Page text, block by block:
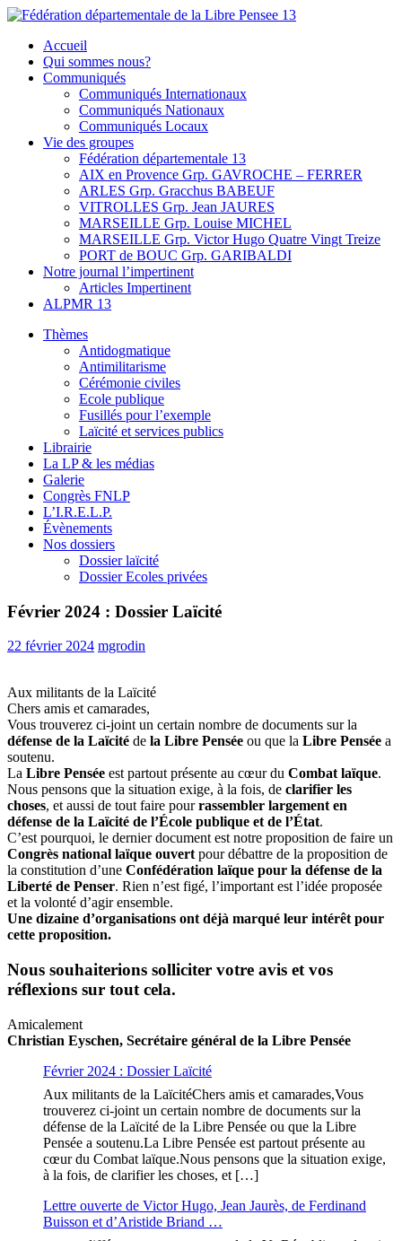
Skip
content
Fédération départementale de la Libre Pensee 13
Membre de la fédération Nationale de la Libre Pensée ni dieu ni
maitre
Accueil
Qui sommes nous?
Communiqués
Communiqués Internationaux
Communiqués Nationaux
Communiqués Locaux
Vie des groupes
Fédération départementale 13
AIX en Provence Grp. GAVROCHE – FERRER
ARLES Grp. Gracchus BABEUF
VITROLLES Grp. Jean JAURES
MARSEILLE Grp. Louise MICHEL
MARSEILLE Grp. Victor Hugo Quatre Vingt Treize
PORT de BOUC Grp. GARIBALDI
Notre journal l’impertinent
Articles Impertinent
ALPMR 13
Thèmes
Antidogmatique
Antimilitarisme
Cérémonie civiles
Ecole publique
Fusillés pour l’exemple
Laïcité et services publics
Librairie
La LP & les médias
Galerie
Congrès FNLP
L’I.R.E.L.P.
Évènements
Nos dossiers
Dossier laïcité
Dossier Ecoles privées
Février 2024 : Dossier Laïcité
22 février 2024 mgrodin
Aux militants de la Laïcité
Chers amis et camarades,
Vous trouverez ci-joint un certain nombre de documents sur la
défense de la Laïcité de la Libre Pensée ou que la Libre Pensée a
soutenu.
La Libre Pensée est partout présente au cœur du Combat laïque.
Nous pensons que la situation exige, à la fois, de clarifier les
choses, et aussi de tout faire pourrassembler largement en
défense de la Laïcité de l’École publique et de l’État.
C’est pourquoi, le dernier document est notre proposition de faire un
Congrès national laïque ouvertpour débattre de la proposition de
la constitution d’une Confédération laïque pour la défense de la
Liberté de Penser. Rien n’est figé, l’important est l’idée proposée
et la volonté d’agir ensemble.
Une dizaine d’organisations ont déjà marqué leur intérêt pour
cette proposition.
Nous souhaiterions solliciter votre avis et vos
réflexions sur tout cela.
Amicalement
Christian Eyschen, Secrétaire général de la Libre Pensée
Février 2024 : Dossier Laïcité
Aux militants de la LaïcitéChers amis et camarades,Vous
trouverez ci-joint un certain nombre de documents sur la
défense de la Laïcité de la Libre Pensée ou que la Libre
Pensée a soutenu.La Libre Pensée est partout présente au
cœur du Combat laïque.Nous pensons que la situation exige,
à la fois, de clarifier les choses, et […]
Lettre ouverte de Victor Hugo, Jean Jaurès, de Ferdinand
Buisson et d’Aristide Briand …